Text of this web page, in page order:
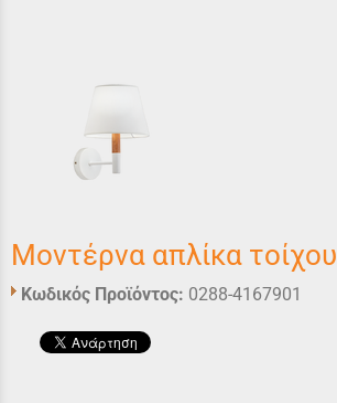
Μοντέρνα απλίκα τοίχου
Κωδικός Προϊόντος: 0288-4167901